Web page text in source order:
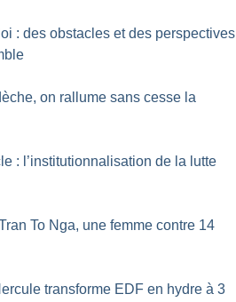
: des obstacles et des perspectives
on rallume sans cesse la
: l’institutionnalisation de la lutte
To Nga, une femme contre 14
transforme EDF en hydre à 3